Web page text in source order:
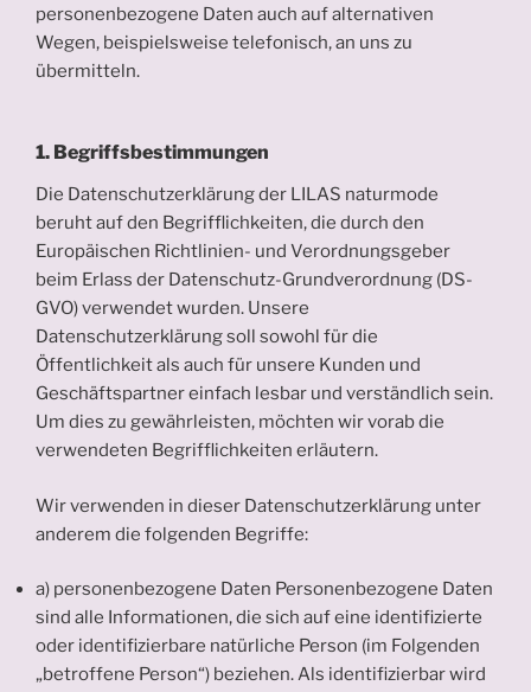
personenbezogene Daten auch auf alternativen
Wegen, beispielsweise telefonisch, an uns zu
übermitteln.
1. Begriffsbestimmungen
Die Datenschutzerklärung der LILAS naturmode
beruht auf den Begrifflichkeiten, die durch den
Europäischen Richtlinien- und Verordnungsgeber
beim Erlass der Datenschutz-Grundverordnung (DS-
GVO) verwendet wurden. Unsere
Datenschutzerklärung soll sowohl für die
Öffentlichkeit als auch für unsere Kunden und
Geschäftspartner einfach lesbar und verständlich sein.
Um dies zu gewährleisten, möchten wir vorab die
verwendeten Begrifflichkeiten erläutern.
Wir verwenden in dieser Datenschutzerklärung unter
anderem die folgenden Begriffe:
a) personenbezogene Daten Personenbezogene Daten
sind alle Informationen, die sich auf eine identifizierte
oder identifizierbare natürliche Person (im Folgenden
„betroffene Person“) beziehen. Als identifizierbar wird